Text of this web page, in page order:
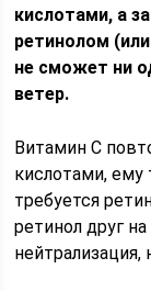
кислотами, а
ретинолом
не сможет ни
ветер.
Витамин С
кислотами,
требуется
ретинол друг